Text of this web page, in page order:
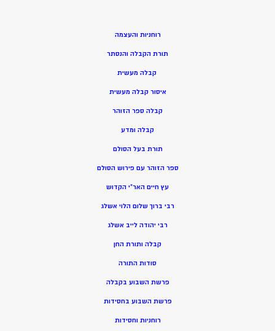
רוחניות והעצמה
תורת הקבלה והנסתר
קבלה מעשית
איסור קבלה מעשית
קבלה ספר הזוהר
קבלה ומדע
תורת בעל הסולם
ספר הזוהר עם פירוש הסולם
עץ חיים האר”י הקדוש
רבי ברוך שלום הלוי אשלג
רבי יהודה לייב אשלג
קבלה ותורת החן
סודות התורה
פרשת השבוע בקבלה
פרשת השבוע בחסידות
רוחניות וחסידות